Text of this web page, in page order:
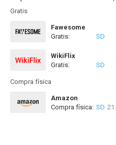
Gratis
Fawesome
Gratis:
SD
WikiFlix
Gratis:
SD
Compra física
Amazon
Compra física: SD